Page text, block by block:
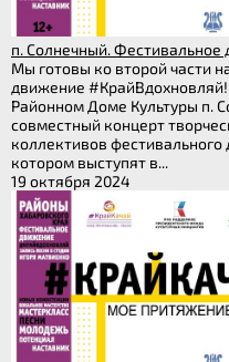
п. Солнечный.
Мы готовы ко второй части
движение #КрайВдохновляй!
Районном Доме Культуры п.
совместный концерт
коллективов
котором выступят в...
19 октября 2024